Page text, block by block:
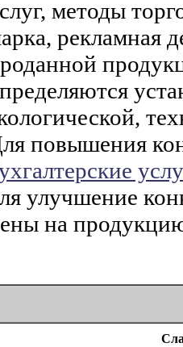
методы
рекламная
повышения
улучшение
на